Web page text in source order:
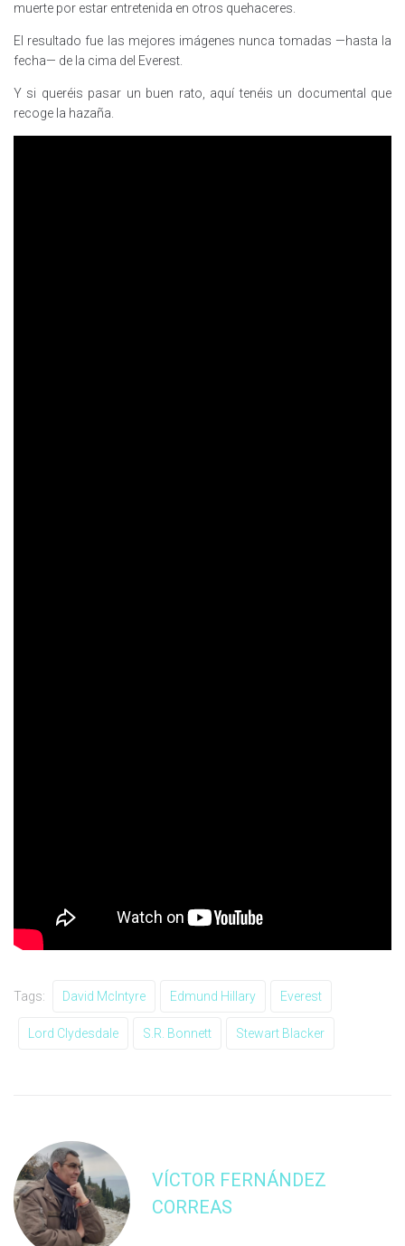
muerte por estar entretenida en otros quehaceres.
El resultado fue las mejores imágenes nunca tomadas —hasta la
fecha— de la cima del Everest.
Y si queréis pasar un buen rato, aquí tenéis un documental que
recoge la hazaña.
Tags: David McIntyre Edmund Hillary Everest
Lord Clydesdale S.R. Bonnett Stewart Blacker
VÍCTOR FERNÁNDEZ
CORREAS